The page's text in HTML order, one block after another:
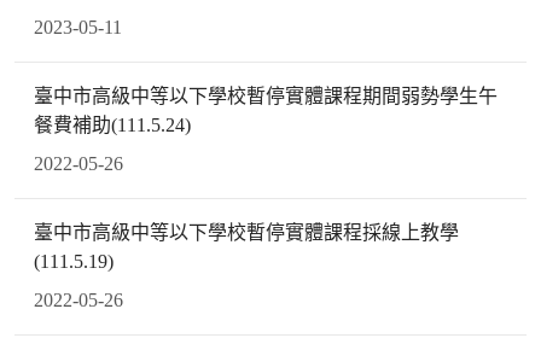
2023-05-11
臺中市高級中等以下學校暫停實體課程期間弱勢學生午
餐費補助(111.5.24)
2022-05-26
臺中市高級中等以下學校暫停實體課程採線上教學
(111.5.19)
2022-05-26